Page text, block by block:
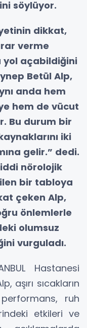
söylüyor.
dikkat,
verme
açabildiğini
Betül Alp,
anda hem
hem de vücut
Bu durum bir
iki
gelir.” dedi.
nörolojik
bir tabloya
çeken Alp,
önlemlerle
olumsuz
vurguladı.
Hastanesi
aşırı sıcakların
ruh
etkileri ve